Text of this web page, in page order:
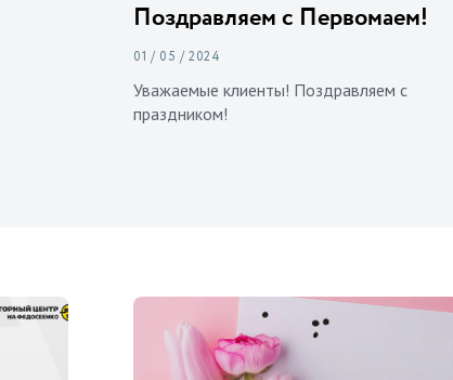
Поздравляем с Первомаем!
01 / 05 / 2024
Уважаемые клиенты! Поздравляем с
праздником!